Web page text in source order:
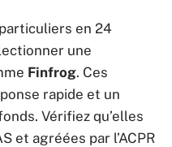
en 24
une
Finfrog. Ces
rapide et un
Vérifiez qu’elles
et agréées par l’ACPR